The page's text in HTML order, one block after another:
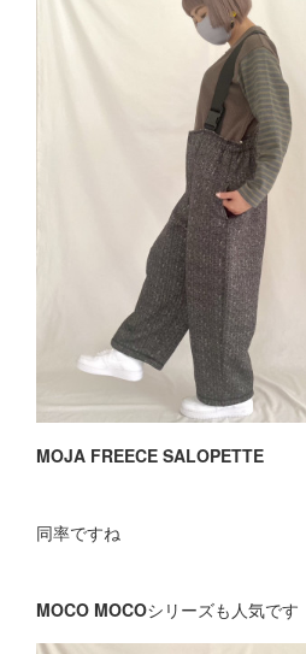
MOJA FREECE SALOPETTE
同率ですね
MOCO MOCOシリーズも人気です